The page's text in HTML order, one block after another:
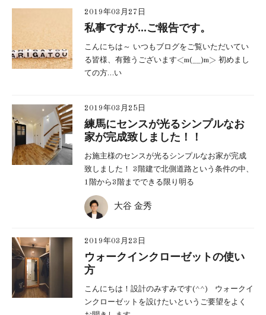
2019年03月27日
私事ですが…ご報告です。
こんにちは～ いつもブログをご覧いただいてい
る皆様、有難うございます<m(__)m> 初めまし
ての方…い
2019年03月25日
練馬にセンスが光るシンプルなお
家が完成致しました！！
お施主様のセンスが光るシンプルなお家が完成
致しました！ 3階建で北側道路という条件の中、
1階から3階までできる限り明る
大谷 金秀
2019年03月23日
ウォークインクローゼットの使い
方
こんにちは！設計のみすみです(^^) ウォークイ
ンクローゼットを設けたいというご要望をよく